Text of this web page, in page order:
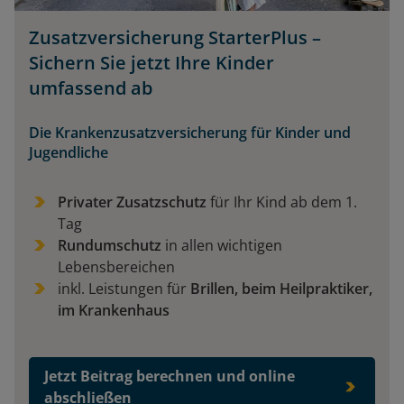
Zusatzversicherung StarterPlus –
Sichern Sie jetzt Ihre Kinder
umfassend ab
Die Krankenzusatzversicherung für Kinder und
Jugendliche
Privater Zusatzschutz für Ihr Kind ab dem 1.
Tag
Rundumschutz in allen wichtigen
Lebensbereichen
inkl. Leistungen für Brillen, beim Heilpraktiker,
im Krankenhaus
Jetzt Beitrag berechnen und online
abschließen